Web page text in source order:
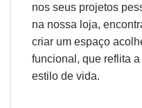
nos seus projetos
na nossa loja,
criar um espaço
funcional, que reflita
estilo de vida.